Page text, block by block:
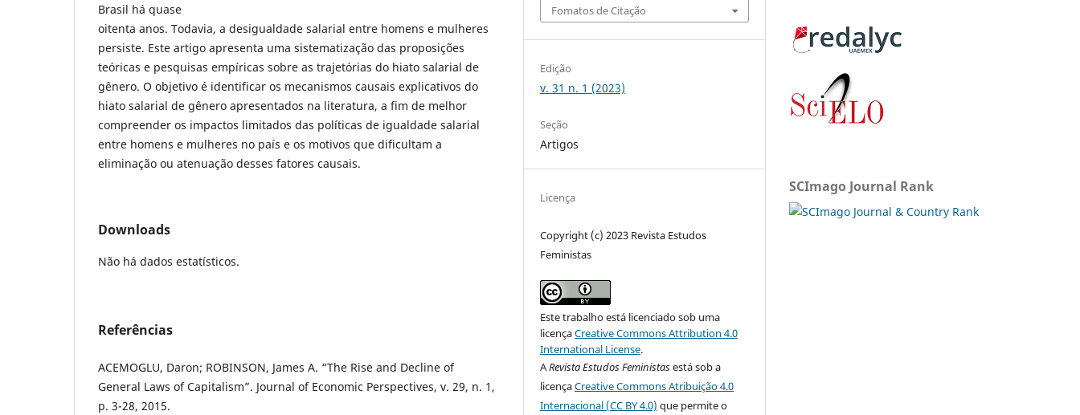
Brasil há quase
oitenta anos. Todavia, a desigualdade salarial entre homens e mulheres
persiste. Este artigo apresenta uma sistematização das proposições
teóricas e pesquisas empíricas sobre as trajetórias do hiato salarial de
gênero. O objetivo é identificar os mecanismos causais explicativos do
hiato salarial de gênero apresentados na literatura, a fim de melhor
compreender os impactos limitados das políticas de igualdade salarial
entre homens e mulheres no país e os motivos que dificultam a
eliminação ou atenuação desses fatores causais.
Downloads
Não há dados estatísticos.
Referências
ACEMOGLU, Daron; ROBINSON, James A. “The Rise and Decline of
General Laws of Capitalism”. Journal of Economic Perspectives, v. 29, n. 1,
p. 3-28, 2015.
Fomatos de Citação
Edição
v. 31 n. 1 (2023)
Seção
Artigos
Licença
Copyright (c) 2023 Revista Estudos
Feministas
Este trabalho está licenciado sob uma
licençaCreative Commons Attribution 4.0
International License.
ARevista Estudos Feministasestá sob a
licençaCreative Commons Atribuição 4.0
Internacional (CC BY 4.0) que permite o
SCImago Journal Rank